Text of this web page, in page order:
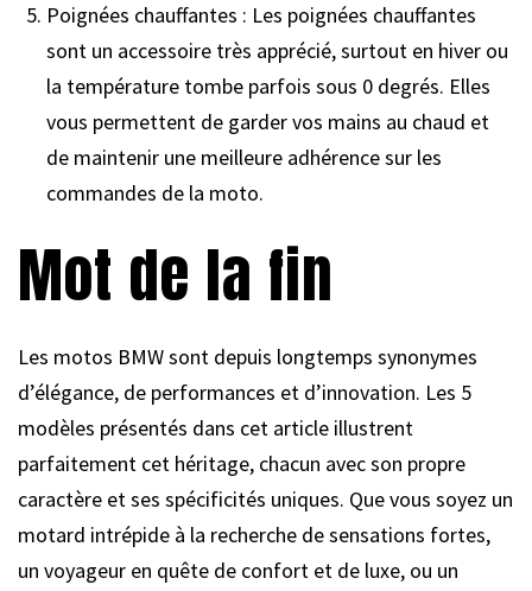
Poignées chauffantes : Les poignées chauffantes
sont un accessoire très apprécié, surtout en hiver ou
la température tombe parfois sous 0 degrés. Elles
vous permettent de garder vos mains au chaud et
de maintenir une meilleure adhérence sur les
commandes de la moto.
Mot de la fin
Les motos BMW sont depuis longtemps synonymes
d’élégance, de performances et d’innovation. Les 5
modèles présentés dans cet article illustrent
parfaitement cet héritage, chacun avec son propre
caractère et ses spécificités uniques. Que vous soyez un
motard intrépide à la recherche de sensations fortes,
un voyageur en quête de confort et de luxe, ou un